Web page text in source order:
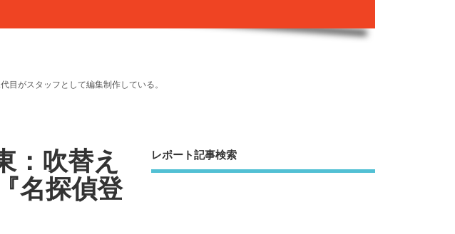
がスタッフとして編集制作している。
：吹替え
名探偵登
レポート記事検索